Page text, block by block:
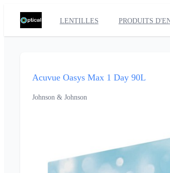
LENTILLES PRODUITS
Acuvue Oasys Max 1 Day 90L
Johnson & Johnson